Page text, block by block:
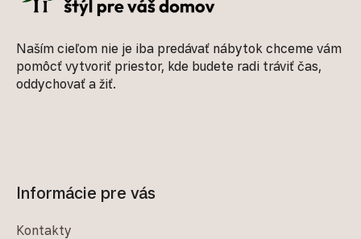
Naším cieľom nie je iba predávať nábytok chceme vám
pomôcť vytvoriť priestor, kde budete radi tráviť čas,
oddychovať a žiť.
Informácie pre vás
Kontakty